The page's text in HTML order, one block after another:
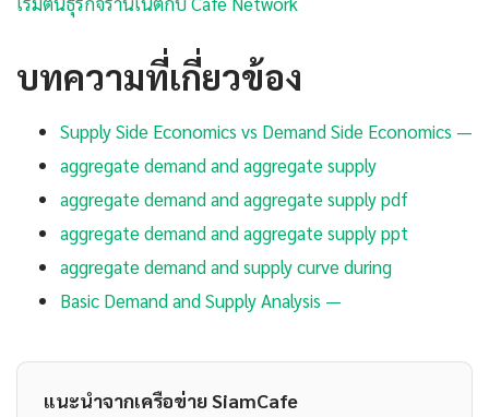
บทความที่เกี่ยวข้อง
Supply Side Economics vs Demand Side Economics —
aggregate demand and aggregate supply
aggregate demand and aggregate supply pdf
aggregate demand and aggregate supply ppt
aggregate demand and supply curve during
Basic Demand and Supply Analysis —
แนะนำจากเครือข่าย SiamCafe